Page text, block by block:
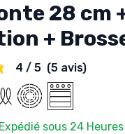
28 cm
+
4 / 5 (5 avis)
sous 24 Heures